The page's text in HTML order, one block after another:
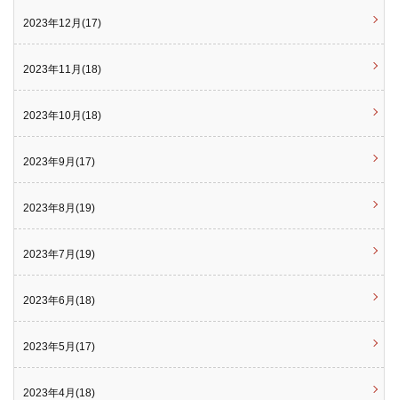
2023年12月(17)
2023年11月(18)
2023年10月(18)
2023年9月(17)
2023年8月(19)
2023年7月(19)
2023年6月(18)
2023年5月(17)
2023年4月(18)